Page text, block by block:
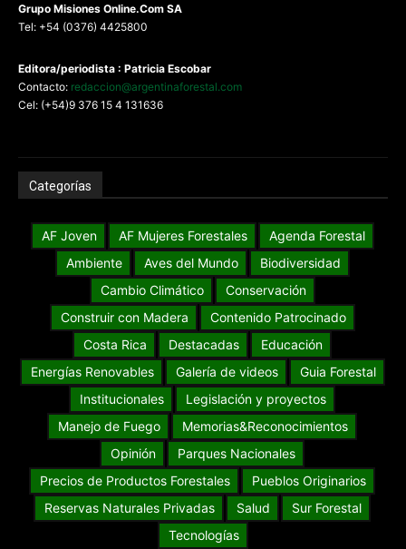
Grupo Misiones Online.Com SA
Tel: +54 (0376) 4425800
Editora/periodista : Patricia Escobar
Contacto: redaccion@argentinaforestal.com
Cel: (+54)9 376 15 4 131636
Categorías
AF Joven AF Mujeres Forestales
Agenda Forestal
Ambiente
Aves del Mundo
Biodiversidad
Cambio Climático
Conservación
Construir con Madera
Contenido Patrocinado
Costa Rica
Destacadas
Educación
Energías Renovables
Galería de videos
Guia Forestal
Institucionales
Legislación y proyectos
Manejo de Fuego
Memorias&Reconocimientos
Opinión
Parques Nacionales
Precios de Productos Forestales
Pueblos Originarios
Reservas Naturales Privadas
Salud
Sur Forestal
Tecnologías